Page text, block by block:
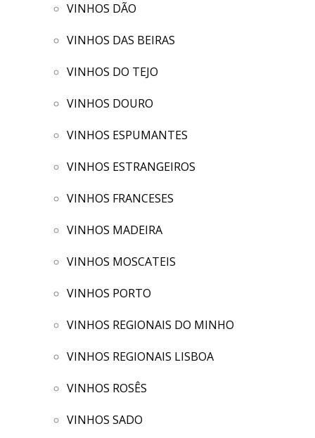
VINHOS DÃO
VINHOS DAS BEIRAS
VINHOS DO TEJO
VINHOS DOURO
VINHOS ESPUMANTES
VINHOS ESTRANGEIROS
VINHOS FRANCESES
VINHOS MADEIRA
VINHOS MOSCATEIS
VINHOS PORTO
VINHOS REGIONAIS DO MINHO
VINHOS REGIONAIS LISBOA
VINHOS ROSÊS
VINHOS SADO